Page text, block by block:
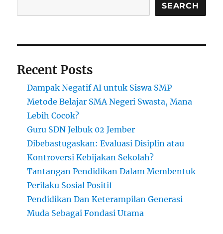
yang
Gemilang
SEARCH
Recent Posts
Dampak Negatif AI untuk Siswa SMP
Metode Belajar SMA Negeri Swasta, Mana
Lebih Cocok?
Guru SDN Jelbuk 02 Jember
Dibebastugaskan: Evaluasi Disiplin atau
Kontroversi Kebijakan Sekolah?
Tantangan Pendidikan Dalam Membentuk
Perilaku Sosial Positif
Pendidikan Dan Keterampilan Generasi
Muda Sebagai Fondasi Utama